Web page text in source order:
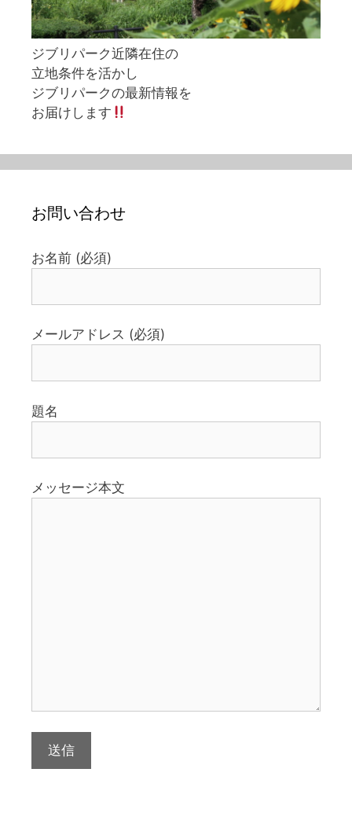
ジブリパーク近隣在住の
立地条件を活かし
ジブリパークの最新情報を
お届けします
お問い合わせ
お名前 (必須)
メールアドレス (必須)
題名
メッセージ本文